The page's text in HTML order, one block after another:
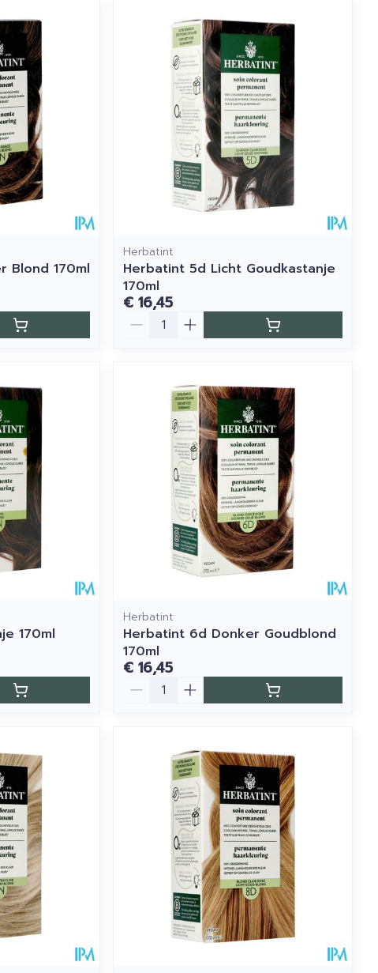
Blond 170ml
Herbatint
Herbatint 5d Licht Goudkastanje
170ml
€ 16,45
Aantal
170ml
Herbatint
Herbatint 6d Donker Goudblond
170ml
€ 16,45
Aantal